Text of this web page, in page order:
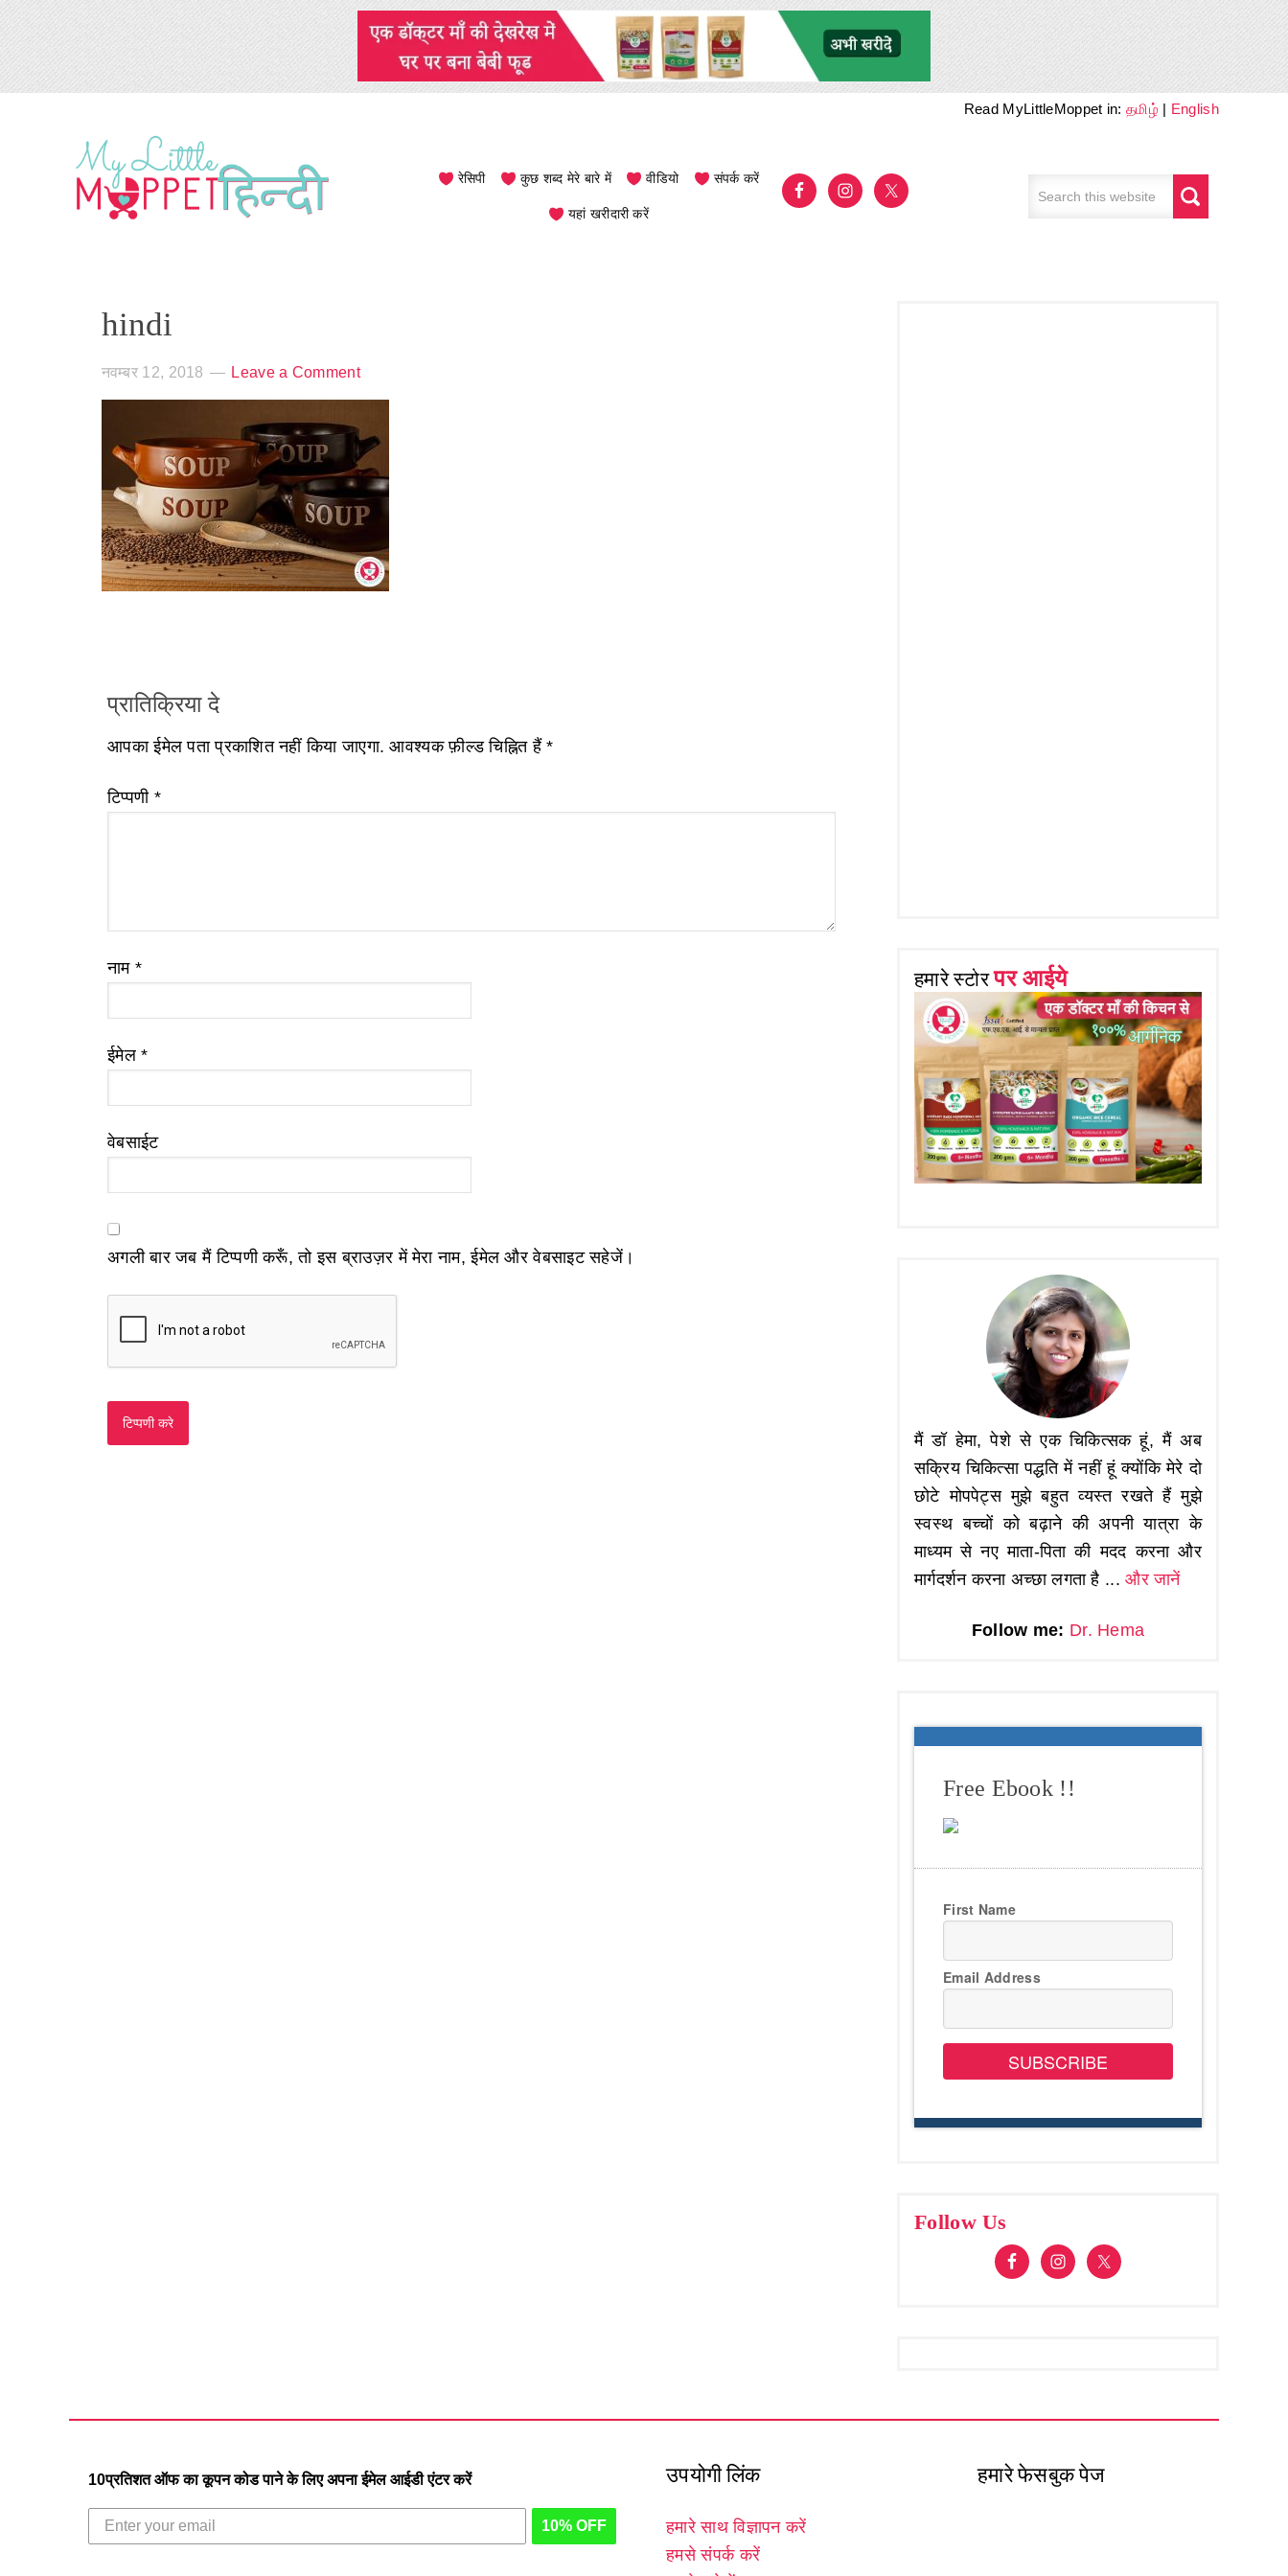
Read MyLittleMoppet in:தமிழ் | English
रेसिपी कुछ शब्द मेरे बारे में वीडियो संपर्क करें
यहां खरीदारी करें
hindi
नवम्बर 12, 2018 Leave a Comment
प्रातिक्रिया दे
आपका ईमेल पता प्रकाशित नहीं किया जाएगा. आवश्यक फ़ील्ड चिह्नित हैं*
टिप्पणी *
नाम *
ईमेल*
वेबसाईट
अगली बार जब मैं टिप्पणी करूँ, तो इस ब्राउज़र में मेरा नाम, ईमेल और वेबसाइट सहेजें।
हमारे स्टोरपर आईये
मैं डॉ हेमा, पेशे से एक चिकित्सक हूं, मैं अब
सक्रिय चिकित्सा पद्धति में नहीं हूं क्योंकि मेरे दो
छोटे मोपपेट्स मुझे बहुत व्यस्त रखते हैं मुझे
स्वस्थ बच्चों को बढ़ाने की अपनी यात्रा के
माध्यम से नए माता-पिता की मदद करना और
मार्गदर्शन करना अच्छा लगता है ...और जानें
Follow me: Dr. Hema
Free Ebook !!
First Name
Email Address
SUBSCRIBE
Follow Us
10प्रतिशत ऑफ का कूपन कोड पाने के लिए अपना ईमेल आईडी एंटर करें
10% OFF
उपयोगी लिंक
हमारे साथ विज्ञापन करें
हमसे संपर्क करें
हमारे फेसबुक पेज